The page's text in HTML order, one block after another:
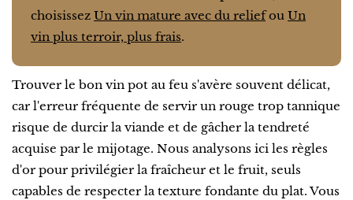
choisissez Un vin mature avec du reliefou Un
vin plus terroir, plus frais.
Trouver le bon vin pot au feu s'avère souvent délicat,
car l'erreur fréquente de servir un rouge trop tannique
risque de durcir la viande et de gâcher la tendreté
acquise par le mijotage. Nous analysons ici les règles
d'or pour privilégier la fraîcheur et le fruit, seuls
capables de respecter la texture fondante du plat. Vous